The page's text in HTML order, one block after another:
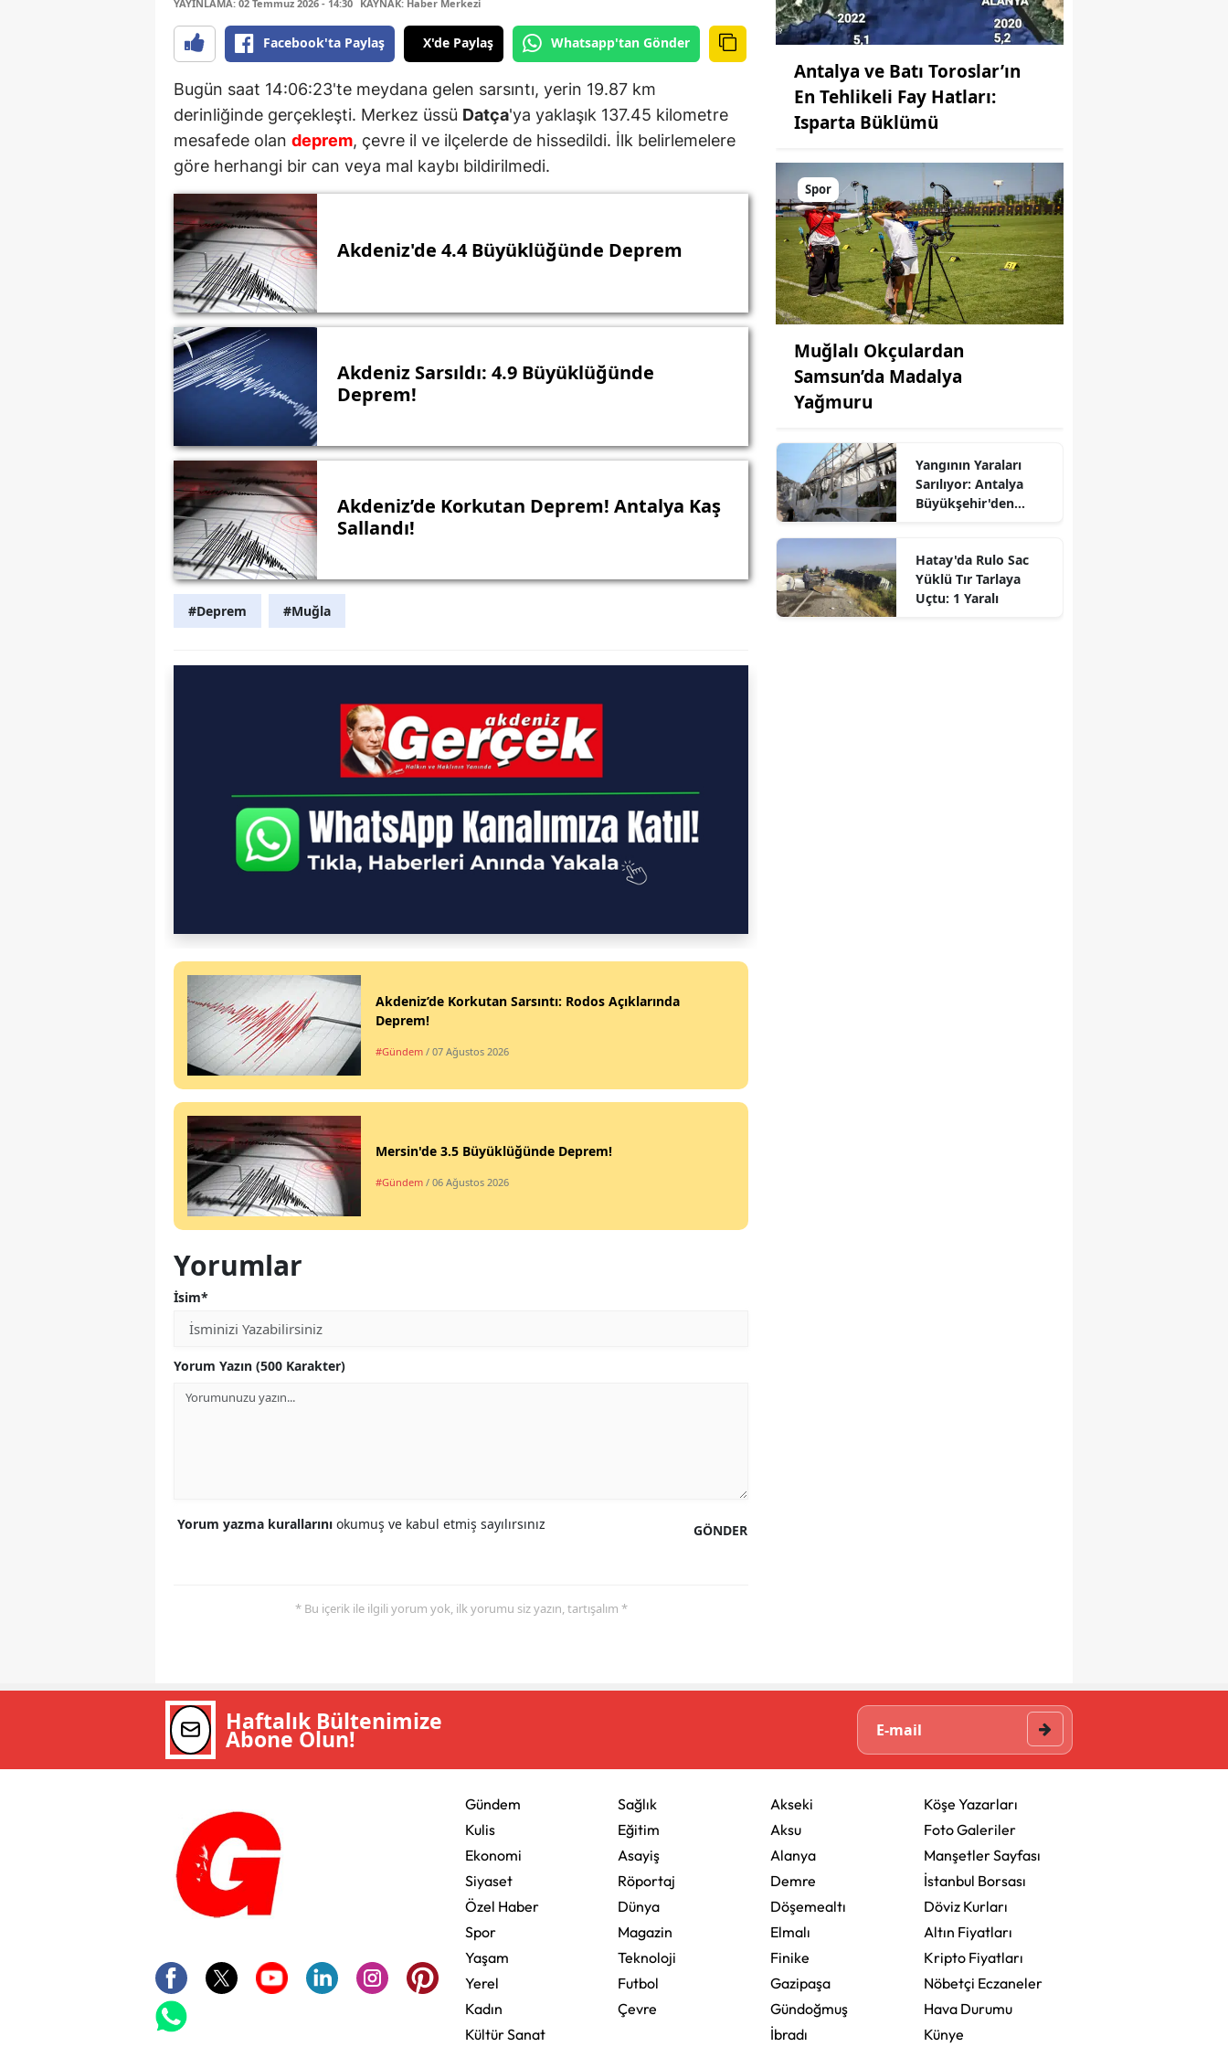
YAYINLAMA: 02 Temmuz 2026 - 14:30 KAYNAK: Haber Merkezi
Facebook'ta Paylaş X'de Paylaş Whatsapp'tan Gönder
Bugün saat 14:06:23'te meydana gelen sarsıntı, yerin 19.87 km
derinliğinde gerçekleşti. Merkez üssü Datça'ya yaklaşık 137.45 kilometre
mesafede olan deprem, çevre il ve ilçelerde de hissedildi. İlk belirlemelere
göre herhangi bir can veya mal kaybı bildirilmedi.
Akdeniz'de 4.4 Büyüklüğünde Deprem
Akdeniz Sarsıldı: 4.9 Büyüklüğünde
Deprem!
Akdeniz’de Korkutan Deprem! Antalya Kaş
Sallandı!
#Deprem #Muğla
Akdeniz’de Korkutan Sarsıntı: Rodos Açıklarında
Deprem!
#Gündem / 07 Ağustos 2026
Mersin'de 3.5 Büyüklüğünde Deprem!
#Gündem / 06 Ağustos 2026
Yorumlar
İsim*
Yorum Yazın (500 Karakter)
GÖNDER
Yorum yazma kurallarını okumuş ve kabul etmiş sayılırsınız
* Bu içerik ile ilgili yorum yok, ilk yorumu siz yazın, tartışalım *
Antalya ve Batı Toroslar’ın
En Tehlikeli Fay Hatları:
Isparta Büklümü
Spor
Muğlalı Okçulardan
Samsun’da Madalya
Yağmuru
Yangının Yaraları
Sarılıyor: Antalya
Büyükşehir'den
Hatay'da Rulo Sac
Yüklü Tır Tarlaya
Uçtu: 1 Yaralı
Haftalık Bültenimize
Abone Olun!
Gündem
Kulis
Ekonomi
Siyaset
Özel Haber
Spor
Yaşam
Yerel
Kadın
Kültür Sanat
Sağlık
Eğitim
Asayiş
Röportaj
Dünya
Magazin
Teknoloji
Futbol
Çevre
Akseki
Aksu
Alanya
Demre
Döşemealtı
Elmalı
Finike
Gazipaşa
Gündoğmuş
İbradı
Köşe Yazarları
Foto Galeriler
Manşetler Sayfası
İstanbul Borsası
Döviz Kurları
Altın Fiyatları
Kripto Fiyatları
Nöbetçi Eczaneler
Hava Durumu
Künye